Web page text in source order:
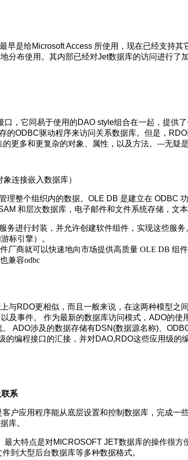
早是给Microsoft Access 所使用，现在已经支持
分布使用。其内部已经对Jet数据库的访问进行
，它同易于使用的DAO style组合在一起，提供
的ODBC驱动程序来访问关系数据库。但是，
更多和更复杂的对象、属性，以及方法。---无疑
连接嵌入数据库）
理整个组织内的数据。OLE DB 是建立在 ODBC
和层次数据库，电子邮件和文件系统存储，文
务进行封装，并允许创建软件组件，实现这些服
标引擎）。
厂商就可以快速地向市场提供高质量 OLE DB 组
兼容odbc
与RDO更相似，而且一般来说，在这两种模型
及事件。 作为最新的数据库访问模式，ADO的
ADO涉及的数据存储有DSN(数据源名称)、
编程接口的汇接，并对DAO,RDO这些应用级的
系
户应用程序能从底层设置和控制数据库，完成
库。
大特点是对MICROSOFT JET数据库的操作很
到大型后台数据库等多种数据格式。